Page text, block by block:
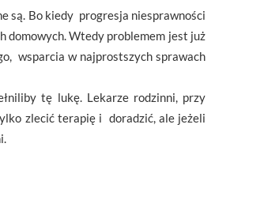
są. Bo kiedy progresja niesprawności
domowych. Wtedy problemem jest już
wsparcia w najprostszych sprawach
tę lukę. Lekarze rodzinni, przy
zlecić terapię i doradzić, ale jeżeli